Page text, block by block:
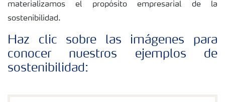
materializamos el propósito empresarial de la
sostenibilidad.
Haz clic sobre las imágenes para
conocer nuestros ejemplos de
sostenibilidad: